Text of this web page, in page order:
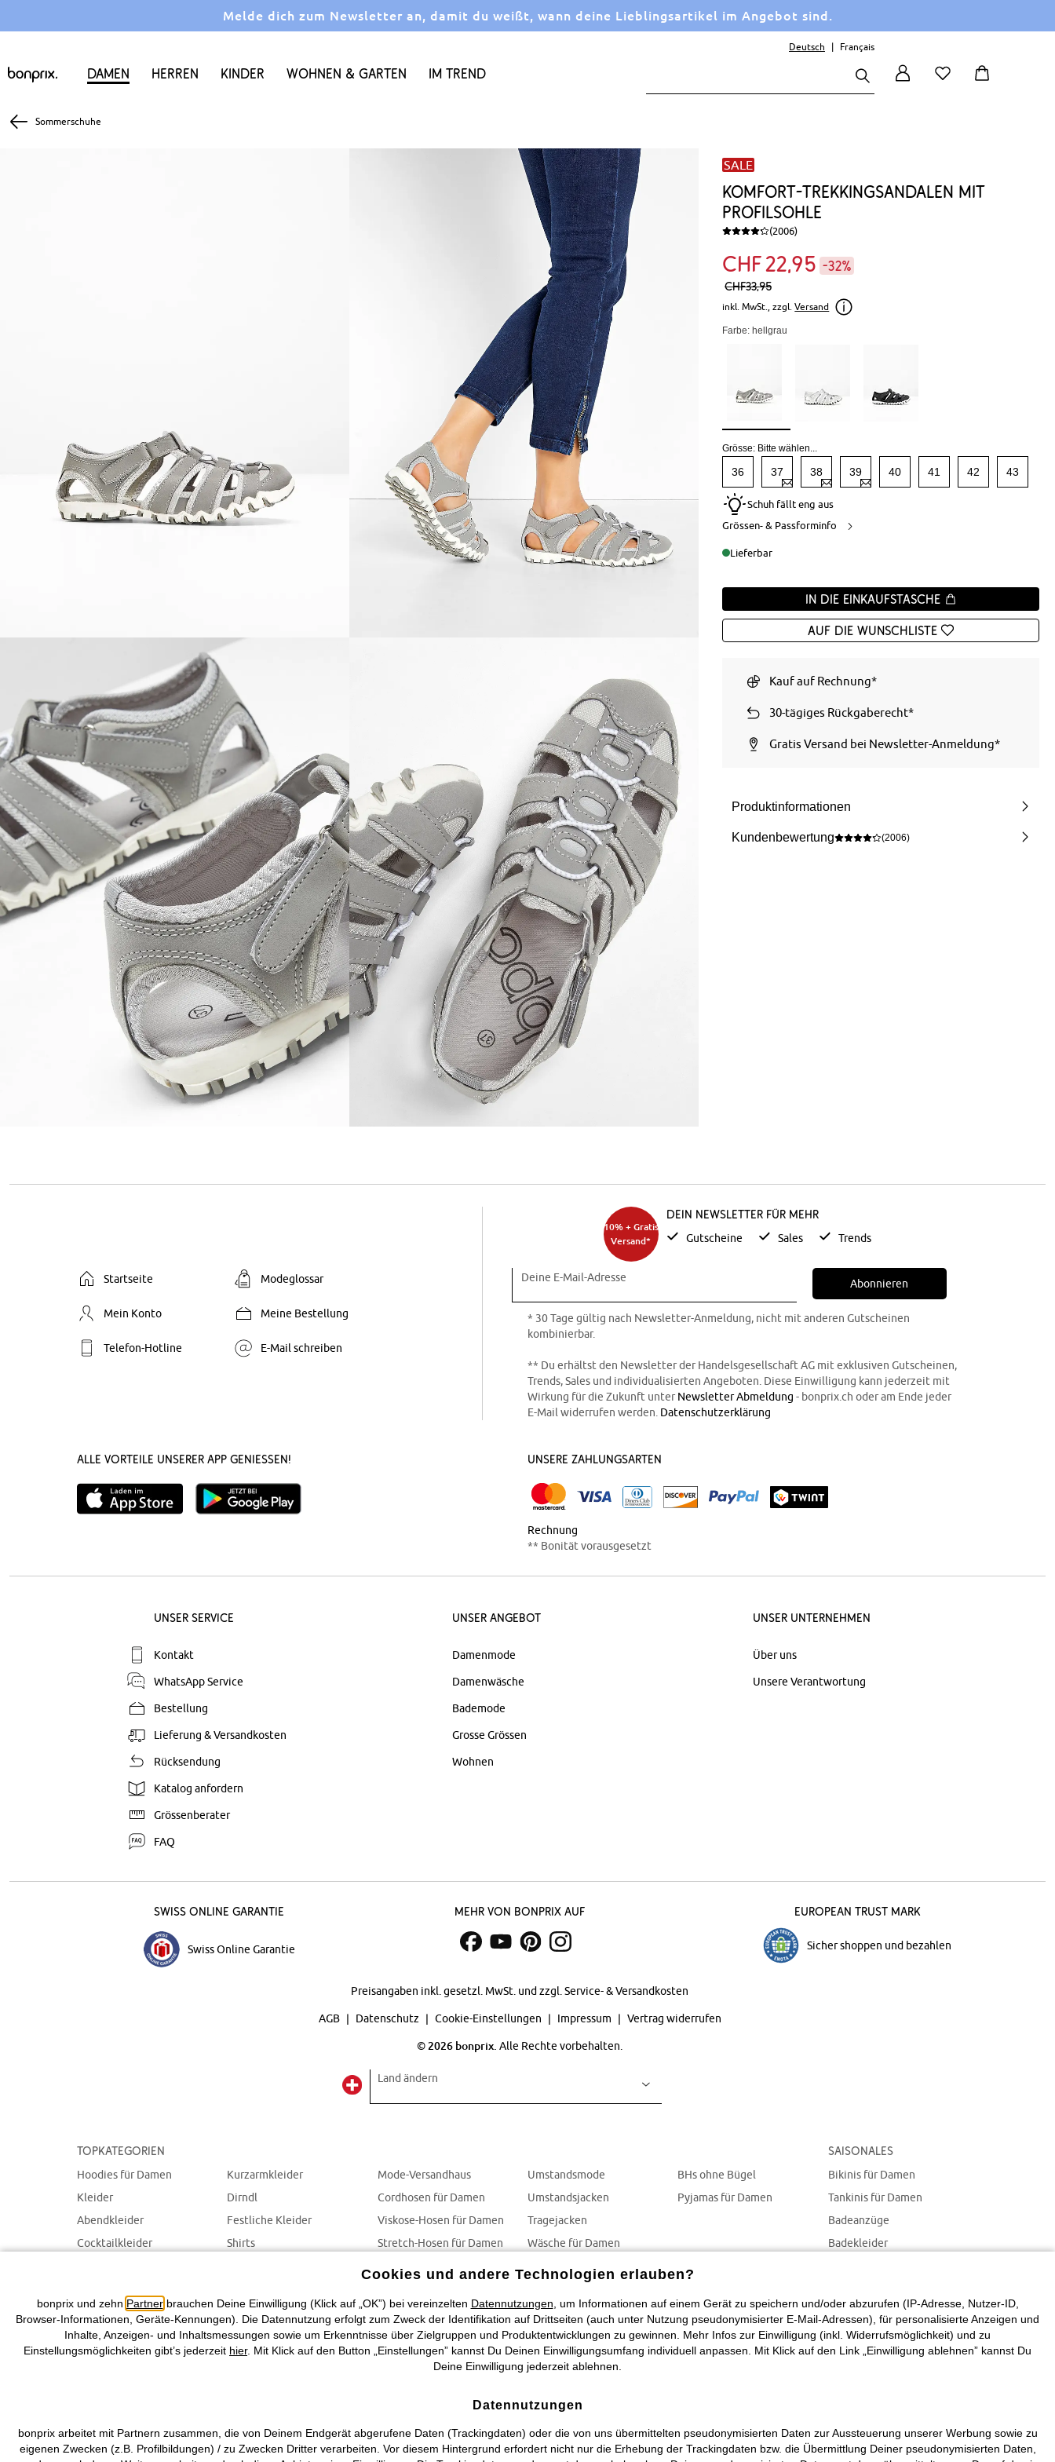
Melde dich zum Newsletter an, damit du weißt, wann deine Lieblingsartikel im Angebot sind.
Damen Herren Kinder Wohnen & Garten Im Trend
Deutsch Français
Sommerschuhe
SALE
Komfort-Trekkingsandalen mit
Profilsohle
(2006)
CHF22 95 -32%
CHF33,95
inkl. MwSt., zzgl. Versand
Farbe: hellgrau
Grösse: Bitte wählen...
36 37 38 39 40 41 42 43
Schuh fällt eng aus
Grössen- & Passforminfo
Lieferbar
In die Einkaufstasche
Auf die Wunschliste
Kauf auf Rechnung*
30-tägiges Rückgaberecht*
Gratis Versand bei Newsletter-Anmeldung*
Produktinformationen
Kundenbewertung (2006)
Startseite Modeglossar
Mein Konto Meine Bestellung
Telefon-Hotline E-Mail schreiben
10% + Gratis
Versand*
Dein Newsletter für mehr
Gutscheine Sales Trends
Deine E-Mail-Adresse Abonnieren
* 30 Tage gültig nach Newsletter-Anmeldung, nicht mit anderen Gutscheinen
kombinierbar.
** Du erhältst den Newsletter der Handelsgesellschaft AG mit exklusiven Gutscheinen,
Trends, Sales und individualisierten Angeboten. Diese Einwilligung kann jederzeit mit
Wirkung für die Zukunft unterNewsletter Abmeldung - bonprix.ch oder am Ende jeder
E-Mail widerrufen werden. Datenschutzerklärung
Alle Vorteile unserer App genießen! Unsere Zahlungsarten
Rechnung
** Bonität vorausgesetzt
Unser Service
Kontakt
WhatsApp Service
Bestellung
Lieferung & Versandkosten
Rücksendung
Katalog anfordern
Grössenberater
FAQ
Unser Angebot
Damenmode
Damenwäsche
Bademode
Grosse Grössen
Wohnen
Unser Unternehmen
Über uns
Unsere Verantwortung
Swiss Online Garantie
Swiss Online Garantie
Mehr von bonprix auf European Trust Mark
Sicher shoppen und bezahlen
Preisangaben inkl. gesetzl. MwSt. und zzgl.Service- & Versandkosten
AGB Datenschutz Cookie-Einstellungen Impressum Vertrag widerrufen
©2026 bonprix. Alle Rechte vorbehalten.
Land ändern
Topkategorien Saisonales
Hoodies für Damen
Kleider
Abendkleider
Cocktailkleider
Kurzarmkleider
Dirndl
Festliche Kleider
Shirts
Mode-Versandhaus
Cordhosen für Damen
Viskose-Hosen für Damen
Stretch-Hosen für Damen
Jumpsuits
Umstandsmode
Umstandsjacken
Tragejacken
Wäsche für Damen
BHs
BHs ohne Bügel
Pyjamas für Damen
Bikinis für Damen
Tankinis für Damen
Badeanzüge
Badekleider
Sommerkleider
Cookies und andere Technologien erlauben?
bonprix und zehn Partnerbrauchen Deine Einwilligung (Klick auf „OK”) bei vereinzelten Datennutzungen , um Informationen auf einem Gerät zu speichern und/oder abzurufen (IP-Adresse, Nutzer-ID,
Browser-Informationen, Geräte-Kennungen). Die Datennutzung erfolgt zum Zweck der Identifikation auf Drittseiten (auch unter Nutzung pseudonymisierter E-Mail-Adressen), für personalisierte Anzeigen und
Inhalte, Anzeigen- und Inhaltsmessungen sowie um Erkenntnisse über Zielgruppen und Produktentwicklungen zu gewinnen. Mehr Infos zur Einwilligung (inkl. Widerrufsmöglichkeit) und zu
Einstellungsmöglichkeiten gibt’s jederzeit hier. Mit Klick auf den Button „Einstellungen” kannst Du Deinen Einwilligungsumfang individuell anpassen. Mit Klick auf den Link „Einwilligung ablehnen” kannst Du
Deine Einwilligung jederzeit ablehnen.
Datennutzungen
bonprix arbeitet mit Partnern zusammen, die von Deinem Endgerät abgerufene Daten (Trackingdaten) oder die von uns übermittelten pseudonymisierten Daten zur Aussteuerung unserer Werbung sowie zu
eigenen Zwecken (z.B. Profilbildungen) / zu Zwecken Dritter verarbeiten. Vor diesem Hintergrund erfordert nicht nur die Erhebung der Trackingdaten bzw. die Übermittlung Deiner pseudonymisierten Daten,